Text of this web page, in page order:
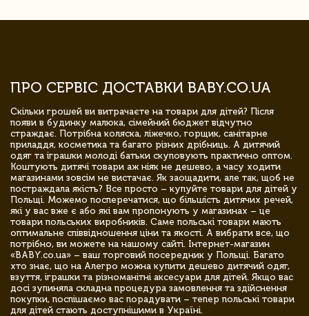
ПРО СЕРВІС ДОСТАВКИ BABY.CO.UA
Скільки грошей ви витрачаєте на товари для дітей? Після
появи в будинку малюка, сімейний бюджет відчутно
страждає. Потрібна коляска, ліжечко, горщик, санітарне
приладдя, косметика та багато різних дрібниць. А дитячий
одяг та іграшки молоді батьки скуповують практично оптом.
Коштують дитячі товари аж ніяк не дешево, а часу ходити
магазинами зовсім не вистачає. Як заощадити, але так, щоб не
постраждала якість? Все просто – купуйте товари для дітей у
Польщі. Можемо посперечатися, що більшість дитячих речей,
які у вас вже є або які вам пропонують у магазинах – це
товари польських виробників. Саме польські товари мають
оптимальне співвідношення ціни та якості. А вибрати все, що
потрібно, ви можете на нашому сайті. Інтернет-магазин
«BABY.co.ua» – ваш торговий посередник у Польщі. Багато
хто знає, що на Алегро можна купити дешево дитячий одяг,
взуття, іграшки та різноманітні аксесуари для дітей. Якщо вас
досі зупиняла складна процедура замовлення та здійснення
покупки, поспішаємо вас порадувати – тепер польські товари
для дітей стають доступнішими в Україні.